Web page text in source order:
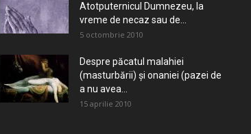
Atotputernicul Dumnezeu, la
vreme de necaz sau de...
5 octombrie 2010
Despre păcatul malahiei
(masturbării) şi onaniei (pazei de
a nu avea...
15 aprilie 2010